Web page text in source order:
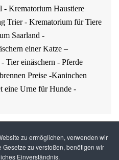
- Krematorium Haustiere
Trier - Krematorium für Tiere
Saarland -
einer Katze –
Tier einäschern - Pferde
Preise -Kaninchen
eine Urne für Hunde -
zu ermöglichen, verwenden wir
zu verstoßen, benötigen wir
Einverständnis.